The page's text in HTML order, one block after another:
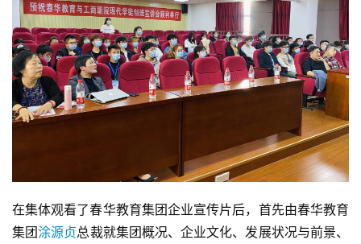
在集体观看了春华教育集团企业宣传片后，首先由春华教育
集团涂源贞总裁就集团概况、企业文化、发展状况与前景、